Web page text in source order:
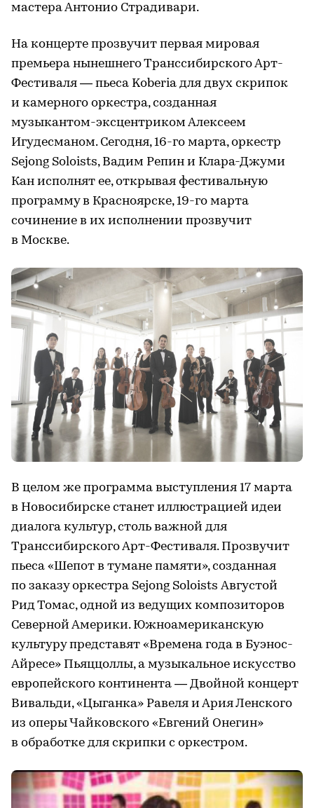
мастера Антонио Страдивари.
На концерте прозвучит первая мировая
премьера нынешнего Транссибирского Арт-
Фестиваля — пьеса Koberia для двух скрипок
и камерного оркестра, созданная
музыкантом-эксцентриком Алексеем
Игудесманом. Сегодня, 16-го марта, оркестр
Sejong Soloists, Вадим Репин и Клара-Джуми
Кан исполнят ее, открывая фестивальную
программу в Красноярске, 19-го марта
сочинение в их исполнении прозвучит
в Москве.
В целом же программа выступления 17 марта
в Новосибирске станет иллюстрацией идеи
диалога культур, столь важной для
Транссибирского Арт-Фестиваля. Прозвучит
пьеса «Шепот в тумане памяти», созданная
по заказу оркестра Sejong Soloists Августой
Рид Томас, одной из ведущих композиторов
Северной Америки. Южноамериканскую
культуру представят «Времена года в Буэнос-
Айресе» Пьяццоллы, а музыкальное искусство
европейского континента — Двойной концерт
Вивальди, «Цыганка» Равеля и Ария Ленского
из оперы Чайковского «Евгений Онегин»
в обработке для скрипки с оркестром.